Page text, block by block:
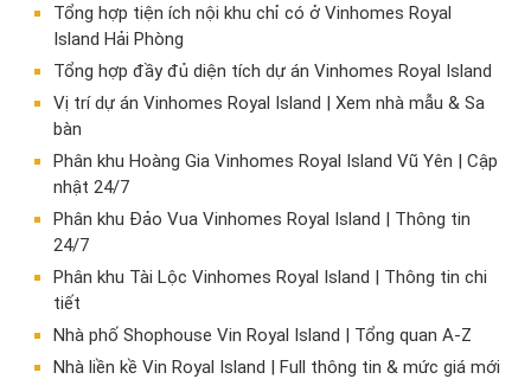
Tổng hợp tiện ích nội khu chỉ có ở Vinhomes Royal
Island Hải Phòng
Tổng hợp đầy đủ diện tích dự án Vinhomes Royal Island
Vị trí dự án Vinhomes Royal Island | Xem nhà mẫu & Sa
bàn
Phân khu Hoàng Gia Vinhomes Royal Island Vũ Yên | Cập
nhật 24/7
Phân khu Đảo Vua Vinhomes Royal Island | Thông tin
24/7
Phân khu Tài Lộc Vinhomes Royal Island | Thông tin chi
tiết
Nhà phố Shophouse Vin Royal Island | Tổng quan A-Z
Nhà liền kề Vin Royal Island | Full thông tin & mức giá mới